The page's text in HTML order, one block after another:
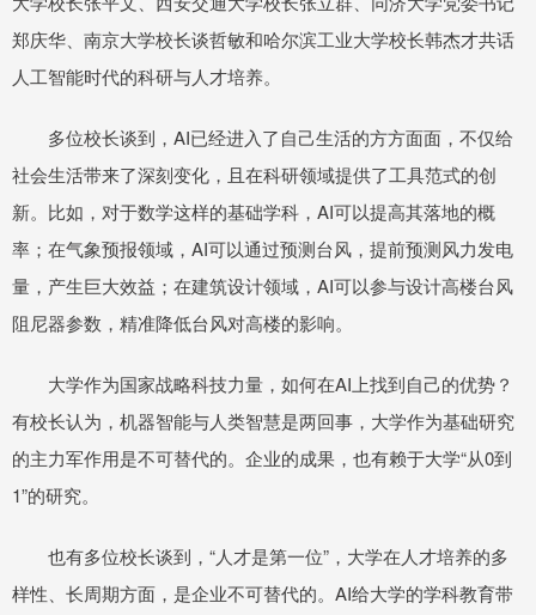
郑庆华、南京大学校长谈哲敏和哈尔滨工业大学校长韩杰才共话
人工智能时代的科研与人才培养。
多位校长谈到，AI已经进入了自己生活的方方面面，不仅给
社会生活带来了深刻变化，且在科研领域提供了工具范式的创
新。比如，对于数学这样的基础学科，AI可以提高其落地的概
率；在气象预报领域，AI可以通过预测台风，提前预测风力发电
量，产生巨大效益；在建筑设计领域，AI可以参与设计高楼台风
阻尼器参数，精准降低台风对高楼的影响。
大学作为国家战略科技力量，如何在AI上找到自己的优势？
有校长认为，机器智能与人类智慧是两回事，大学作为基础研究
的主力军作用是不可替代的。企业的成果，也有赖于大学“从0到
1”的研究。
也有多位校长谈到，“人才是第一位”，大学在人才培养的多
样性、长周期方面，是企业不可替代的。AI给大学的学科教育带